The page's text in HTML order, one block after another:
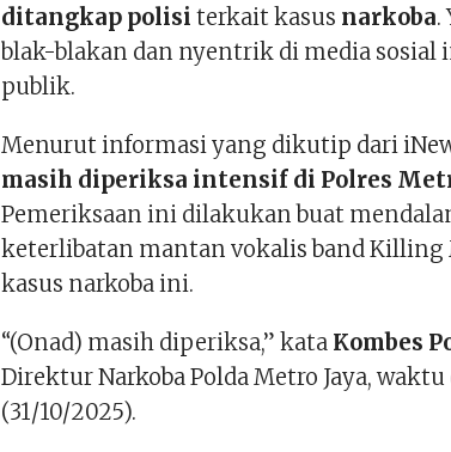
ditangkap polisi terkait kasus narkoba.
blak-blakan dan nyentrik di media sosial
publik.
Menurut informasi yang dikutip dari
masih diperiksa intensif di Polres
Pemeriksaan ini dilakukan buat
keterlibatan mantan vokalis band Killing
kasus narkoba ini.
“(Onad) masih diperiksa,” kata Kombes
Direktur Narkoba Polda Metro Jaya,
(31/10/2025).